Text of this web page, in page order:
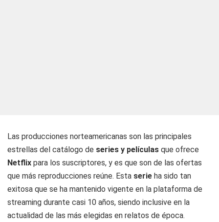
Las producciones norteamericanas son las principales
estrellas del catálogo de series y películas que ofrece
Netflix para los suscriptores, y es que son de las ofertas
que más reproducciones reúne. Esta serie ha sido tan
exitosa que se ha mantenido vigente en la plataforma de
streaming durante casi 10 años, siendo inclusive en la
actualidad de las más elegidas en relatos de época.